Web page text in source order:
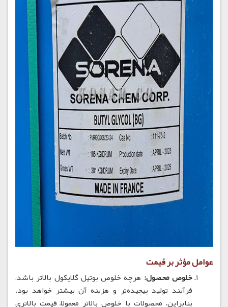
عوامل مؤثر بر قیمت
خلوص محصول: هرچه خلوص بوتیل گلایکول بالاتر باشد،
فرآیند تولید پیچیده‌تر و هزینه آن بیشتر خواهد بود.
بنابراین، محصولات با خلوص بالاتر معمولاً قیمت بالاتری